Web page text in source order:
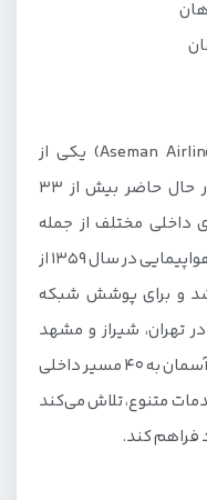
هواپیمایی آسمان (به انگلیسی: Aseman Airlines) یکی از
ایرلاین‌های قدیمی ایران است که در حال حاضر بیش از 33
داخلی مختلف از جمله
دارد. این شرکت هواپیمایی در سال 1359 از
و برای پوشش شبکه
تهران، شیراز و مشهد
است. در حال حاضر، شرکت هواپیمایی آسمان به 40 مسیر داخلی
خدمات متنوع، تلاش می‌کند
فراهم کند.